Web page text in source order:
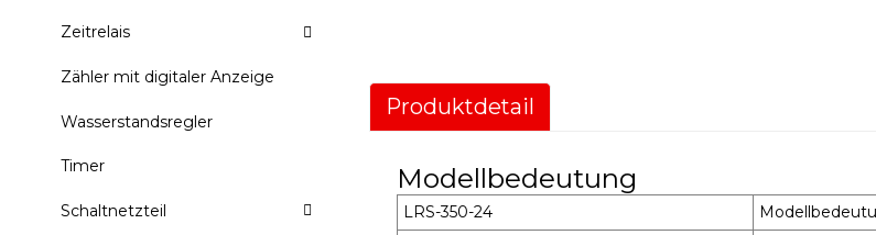
Zeitrelais
Zähler mit digitaler Anzeige
Wasserstandsregler
Timer
Schaltnetzteil
Produktdetail
Modellbedeutung
LRS-350-24